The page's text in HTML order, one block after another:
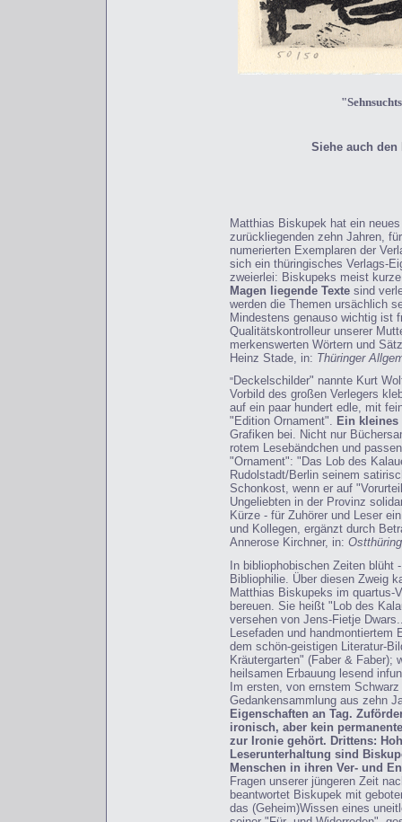
Siehe auch den
Matthias Biskupek hat ein
zurückliegenden zehn Jahren,
numerierten Exemplaren der
sich ein thüringisches Verlags-
zweierlei: Biskupeks meist
Magen liegende Textesind
werden die Themen ursächlich
Mindestens genauso wichtig ist
Qualitätskontrolleur unserer
merkenswerten Wörtern und
Heinz Stade, in: Thüringer
"Deckelschilder" nannte Kurt
Vorbild des großen Verlegers
auf ein paar hundert edle, mit
"Edition Ornament". Ein
Grafiken bei. Nicht nur
rotem Lesebändchen und
"Ornament": "Das Lob des
Rudolstadt/Berlin seinem
Schonkost, wenn er auf
Ungeliebten in der Provinz
Kürze - für Zuhörer und Leser
und Kollegen, ergänzt durch
Annerose Kirchner, in:
In bibliophobischen Zeiten
Bibliophilie. Über diesen Zweig
Matthias Biskupeks im quartus-
bereuen. Sie heißt "Lob des
versehen von Jens-Fietje
Lesefaden und
dem schön-geistigen Literatur-
Kräutergarten" (Faber & Faber);
heilsamen Erbauung lesend
Im ersten, von ernstem
Gedankensammlung aus zehn
Eigenschaften an Tag.
ironisch, aber kein
zur Ironie gehört. Drittens:
Leserunterhaltung sind
Menschen in ihren Ver- und
Fragen unserer jüngeren Zeit
beantwortet Biskupek mit
das (Geheim)Wissen eines